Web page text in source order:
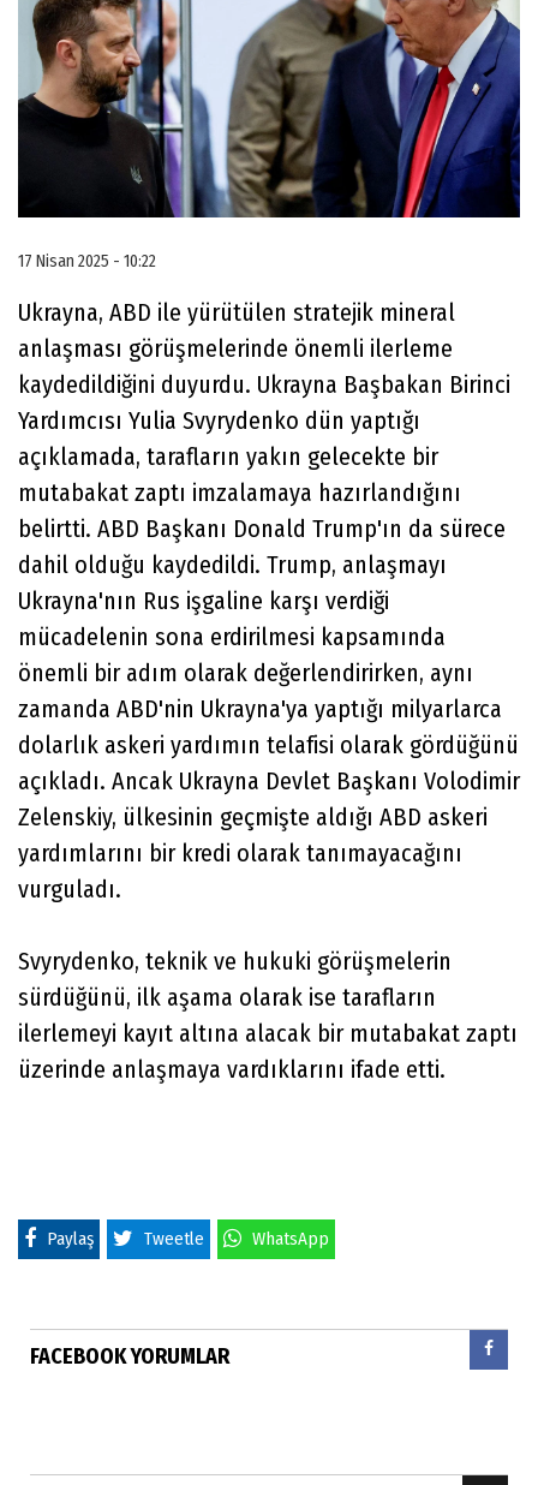
17 Nisan 2025 - 10:22
Ukrayna, ABD ile yürütülen stratejik mineral
anlaşması görüşmelerinde önemli ilerleme
kaydedildiğini duyurdu. Ukrayna Başbakan Birinci
Yardımcısı Yulia Svyrydenko dün yaptığı
açıklamada, tarafların yakın gelecekte bir
mutabakat zaptı imzalamaya hazırlandığını
belirtti. ABD Başkanı Donald Trump'ın da sürece
dahil olduğu kaydedildi. Trump, anlaşmayı
Ukrayna'nın Rus işgaline karşı verdiği
mücadelenin sona erdirilmesi kapsamında
önemli bir adım olarak değerlendirirken, aynı
zamanda ABD'nin Ukrayna'ya yaptığı milyarlarca
dolarlık askeri yardımın telafisi olarak gördüğünü
açıkladı. Ancak Ukrayna Devlet Başkanı Volodimir
Zelenskiy, ülkesinin geçmişte aldığı ABD askeri
yardımlarını bir kredi olarak tanımayacağını
vurguladı.
Svyrydenko, teknik ve hukuki görüşmelerin
sürdüğünü, ilk aşama olarak ise tarafların
ilerlemeyi kayıt altına alacak bir mutabakat zaptı
üzerinde anlaşmaya vardıklarını ifade etti.
Paylaş Tweetle WhatsApp
FACEBOOK YORUMLAR